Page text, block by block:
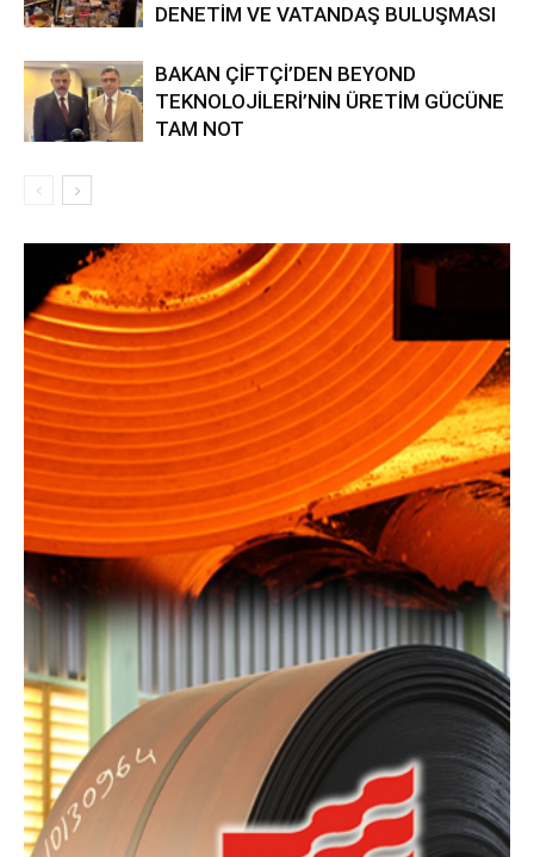
DENETİM VE VATANDAŞ BULUŞMASI
BAKAN ÇİFTÇİ’DEN BEYOND
TEKNOLOJİLERİ’NİN ÜRETİM GÜCÜNE
TAM NOT